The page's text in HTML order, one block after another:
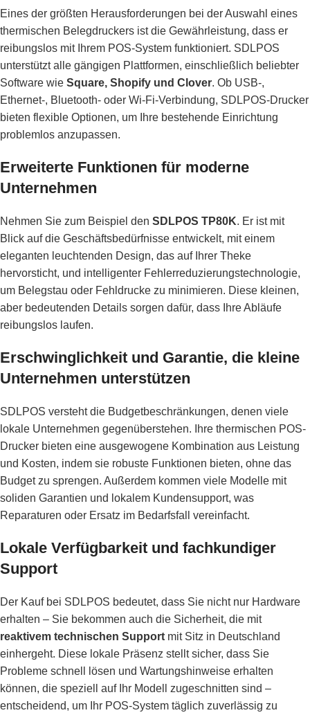
Eines der größten Herausforderungen bei der Auswahl eines
thermischen Belegdruckers ist die Gewährleistung, dass er
reibungslos mit Ihrem POS-System funktioniert. SDLPOS
unterstützt alle gängigen Plattformen, einschließlich beliebter
Software wie Square, Shopify und Clover. Ob USB-,
Ethernet-, Bluetooth- oder Wi-Fi-Verbindung, SDLPOS-Drucker
bieten flexible Optionen, um Ihre bestehende Einrichtung
problemlos anzupassen.
Erweiterte Funktionen für moderne
Unternehmen
Nehmen Sie zum Beispiel den SDLPOS TP80K. Er ist mit
Blick auf die Geschäftsbedürfnisse entwickelt, mit einem
eleganten leuchtenden Design, das auf Ihrer Theke
hervorsticht, und intelligenter Fehlerreduzierungstechnologie,
um Belegstau oder Fehldrucke zu minimieren. Diese kleinen,
aber bedeutenden Details sorgen dafür, dass Ihre Abläufe
reibungslos laufen.
Erschwinglichkeit und Garantie, die kleine
Unternehmen unterstützen
SDLPOS versteht die Budgetbeschränkungen, denen viele
lokale Unternehmen gegenüberstehen. Ihre thermischen POS-
Drucker bieten eine ausgewogene Kombination aus Leistung
und Kosten, indem sie robuste Funktionen bieten, ohne das
Budget zu sprengen. Außerdem kommen viele Modelle mit
soliden Garantien und lokalem Kundensupport, was
Reparaturen oder Ersatz im Bedarfsfall vereinfacht.
Lokale Verfügbarkeit und fachkundiger
Support
Der Kauf bei SDLPOS bedeutet, dass Sie nicht nur Hardware
erhalten – Sie bekommen auch die Sicherheit, die mit
reaktivem technischen Support mit Sitz in Deutschland
einhergeht. Diese lokale Präsenz stellt sicher, dass Sie
Probleme schnell lösen und Wartungshinweise erhalten
können, die speziell auf Ihr Modell zugeschnitten sind –
entscheidend, um Ihr POS-System täglich zuverlässig zu